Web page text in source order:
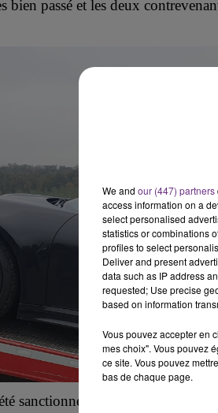
bien passé et les deux
sanctionnés,
16h00 - 20h00
We and our (447) partners
access information on a
select personalised
statistics or combinations
profiles to select
Deliver and present
data such as IP address
requested; Use precise
based on information
Vous pouvez accepter en
mes choix". Vous pouvez
ce site. Vous pouvez
bas de chaque page.